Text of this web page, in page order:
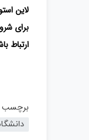
لاین
برای
ارتباط
برچسب